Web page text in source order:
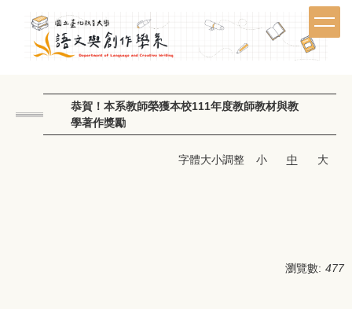
區
恭賀！本系教師榮獲本校111年度教師教材與教
學著作獎勵
字體大小調整 小 中 大
瀏覽數: 477